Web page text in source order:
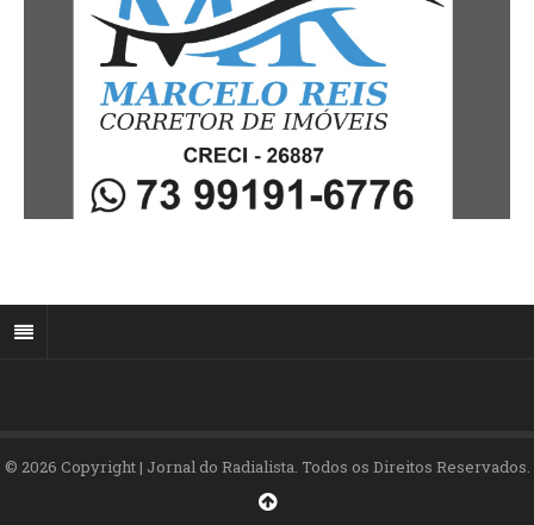
© 2026 Copyright | Jornal do Radialista. Todos os Direitos Reservados.